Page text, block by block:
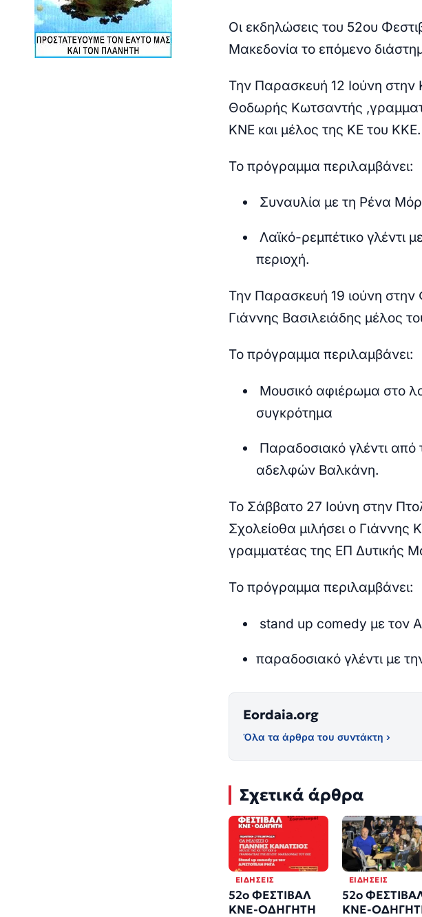
Οι εκδηλώσεις του 52ου
Μακεδονία το επόμενο
Την Παρασκευή 12 Ιούνη στην
Θοδωρής Κωτσαντής ,
ΚΝΕ και μέλος της ΚΕ του ΚΚΕ.
Το πρόγραμμα περιλαμβάνει:
Συναυλία με τη Ρένα
Λαϊκό-ρεμπέτικο γλέντι
περιοχή.
Την Παρασκευή 19 ιούνη στην
Γιάννης Βασιλειάδης μέλος
Το πρόγραμμα περιλαμβάνει:
Μουσικό αφιέρωμα στο
συγκρότημα
Παραδοσιακό γλέντι
αδελφών Βαλκάνη.
Το Σάββατο 27 Ιούνη στην
Σχολείοθα μιλήσει ο Γιάννης
γραμματέας της ΕΠ Δυτικής
Το πρόγραμμα περιλαμβάνει:
stand up comedy με τον
παραδοσιακό γλέντι με
Eordaia.org
Όλα τα άρθρα του συντάκτη ›
Σχετικά άρθρα
ΕΙΔΉΣΕΙΣ
52ο ΦΕΣΤΙΒΑΛ
ΚΝΕ-ΟΔΗΓΗΤΗ
ΕΙΔΉΣΕΙΣ
52ο
ΚΝΕ-